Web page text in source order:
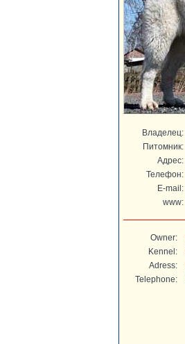
Владелец:
Питомник:
Адрес:
Телефон:
E-mail:
www:
Owner:
Kennel:
Adress:
Telephone: